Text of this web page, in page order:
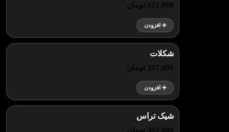
321,000 تومان
➕ افزودن
شکلات
327,000 تومان
➕ افزودن
شیک تراس
392,000 تومان